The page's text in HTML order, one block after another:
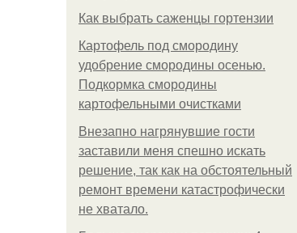
Как выбрать саженцы гортензии
Картофель под смородину
удобрение смородины осенью.
Подкормка смородины
картофельными очистками
Внезапно нагрянувшие гости
заставили меня спешно искать
решение, так как на обстоятельный
ремонт времени катастрофически
не хватало.